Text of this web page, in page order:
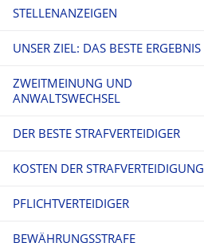
STELLENANZEIGEN
UNSER ZIEL: DAS BESTE ERGEBNIS
ZWEITMEINUNG UND
ANWALTSWECHSEL
DER BESTE STRAFVERTEIDIGER
KOSTEN DER STRAFVERTEIDIGUNG
PFLICHTVERTEIDIGER
BEWÄHRUNGSSTRAFE